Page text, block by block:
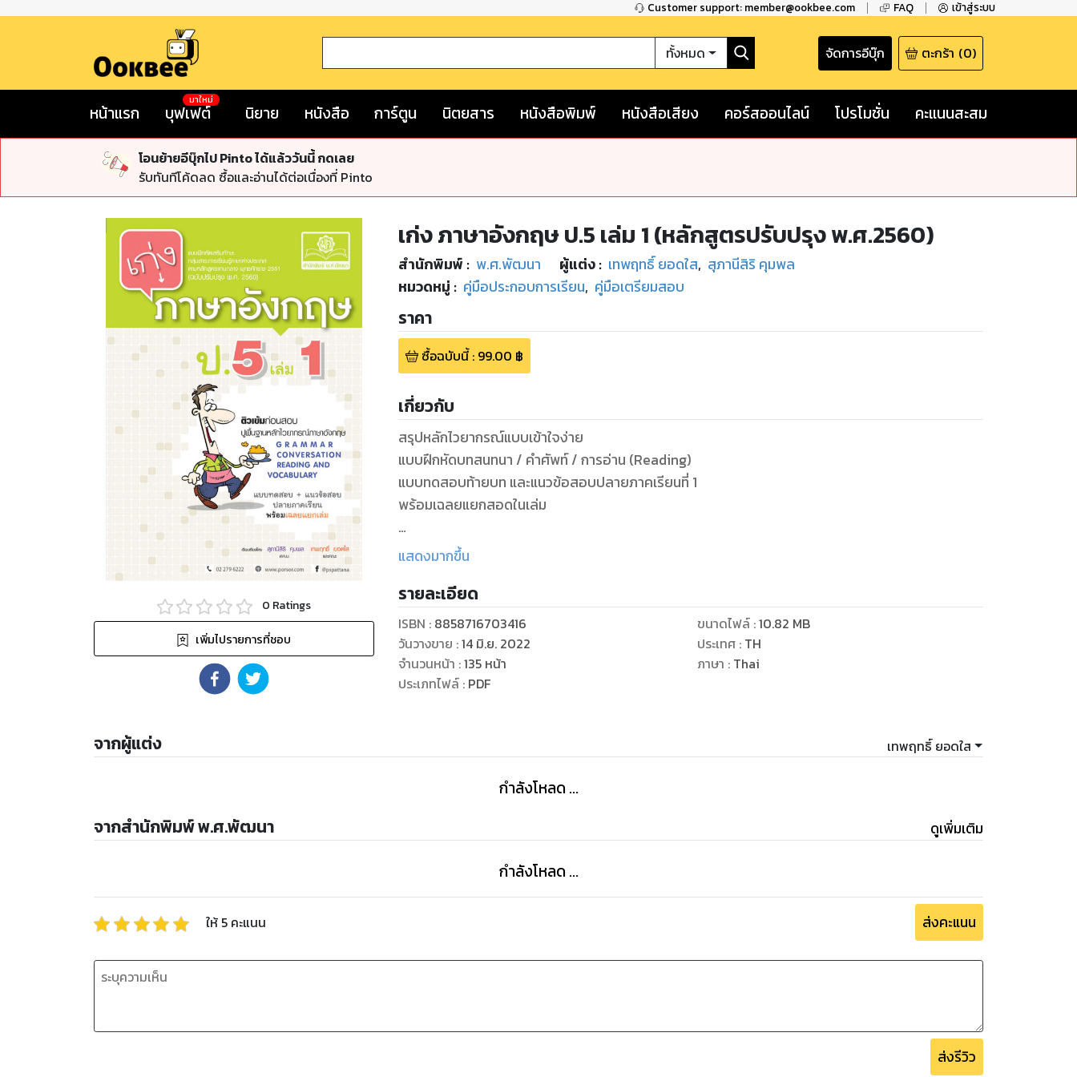
Customer support: member@ookbee.com FAQ เข้าสู่ระบบ
ทั้งหมด จัดการอีบุ๊ก ตะกร้า (0)
หน้าแรก บุฟเฟต์
มาใหม่
นิยาย หนังสือ การ์ตูน นิตยสาร หนังสือพิมพ์ หนังสือเสียง คอร์สออนไลน์ โปรโมชั่น คะแนนสะสม
โอนย้ายอีบุ๊กไป Pinto ได้แล้ววันนี้ กดเลย
รับทันทีโค้ดลด ซื้อและอ่านได้ต่อเนื่องที่ Pinto
0 Ratings
เพิ่มไปรายการที่ชอบ
เก่ง ภาษาอังกฤษ ป.5 เล่ม 1 (หลักสูตรปรับปรุง พ.ศ.2560)
สำนักพิมพ์ : พ.ศ.พัฒนา ผู้แต่ง : เทพฤทธิ์ ยอดใส, สุภานีสิริ คุมพล
หมวดหมู่ : คู่มือประกอบการเรียน, คู่มือเตรียมสอบ
ราคา
ซื้อฉบับนี้: 99.00 ฿
เกี่ยวกับ
สรุปหลักไวยากรณ์แบบเข้าใจง่าย
แบบฝึกหัดบทสนทนา / คำศัพท์ / การอ่าน (Reading)
แบบทดสอบท้ายบท และแนวข้อสอบปลายภาคเรียนที่ 1
พร้อมเฉลยแยกสอดในเล่ม
แบบฝึกหัดเสริมทักษะวิชาภาษาอังกฤษ ชั้นประถมศึกษาปีที่ 5 (ภาคเรียนที่ 1) (116 หน้า) ตามหลักสูตรแกน
ทบทวนหลักไวยากรณ์ภาษาอังกฤษ ครอบคลุมตามแบบเรียนของกระทรวงศึกษาธิการ และประเมินผลอย่าง
มีประสิทธิภาพ กับแบบฝึกหัดท้ายบท และแนวข้อสอบปลายภาค พร้อมทั้งเสริมทักษะด้าน Reading และ
Conversation เหมาะสำหรับนักเรียน หรือครูอาจารย์และผู้สนใจ สามารถนำไปปรับใช้เป็นนวัตกรรมการ
สอน
แสดงมากขึ้น
รายละเอียด
ISBN : 8858716703416
วันวางขาย :14 มิ.ย. 2022
จำนวนหน้า :135 หน้า
ประเภทไฟล์: PDF
ขนาดไฟล์:10.82 MB
ประเทศ : TH
ภาษา : Thai
จากผู้แต่ง เทพฤทธิ์ ยอดใส
กำลังโหลด ...
จากสำนักพิมพ์ พ.ศ.พัฒนา ดูเพิ่มเติม
กำลังโหลด ...
ให้ 5 คะแนน ส่งคะแนน
ส่งรีวิว